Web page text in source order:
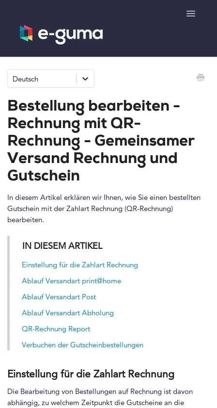
Toggle
Allgemeines
Ticketsystem
Produktshop
Kontakt
Deutsch
Bestellung bearbeiten -
Rechnung mit QR-
Rechnung - Gemeinsamer
Versand Rechnung und
Gutschein
In diesem Artikel erklären wir Ihnen, wie Sie einen bestellten
Gutschein mit der Zahlart Rechnung (QR-Rechnung)
bearbeiten.
IN DIESEM ARTIKEL
Einstellung für die Zahlart Rechnung
Ablauf Versandart print@home
Ablauf Versandart Post
Ablauf Versandart Abholung
QR-Rechnung Report
Verbuchen der Gutscheinbestellungen
Einstellung für die Zahlart Rechnung
Die Bearbeitung von Bestellungen auf Rechnung ist davon
abhängig, zu welchem Zeitpunkt die Gutscheine an die